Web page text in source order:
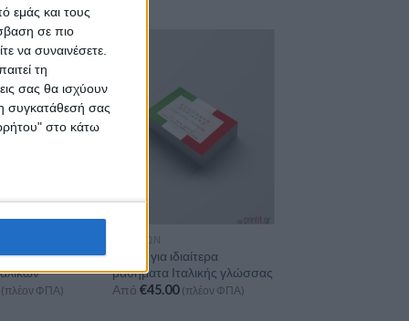
εμάς και τους
σε πιο
να συναινέσετε.
τη
σας θα ισχύουν
συγκατάθεσή σας
στο κάτω
(πλέον ΦΠΑ)
ΙΤΑΛΙΚΏΝ
Κάρτα για ιδιαίτερα
μαθήματα Ιταλικής γλώσσας
Από €45.00 (πλέον ΦΠΑ)